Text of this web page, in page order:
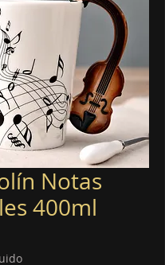
Notas
400ml